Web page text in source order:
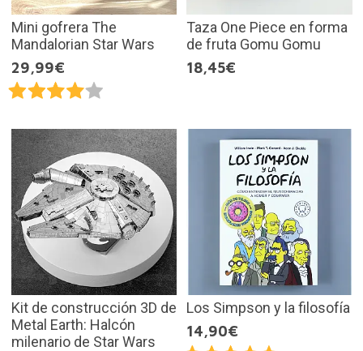
Mini gofrera The
Mandalorian Star Wars
29,99€
Taza One Piece en forma
de fruta Gomu Gomu
18,45€
Kit de construcción 3D de
Metal Earth: Halcón
milenario de Star Wars
Los Simpson y la filosofía
14,90€